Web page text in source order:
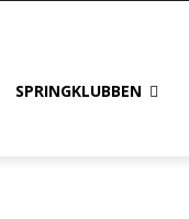
SPRINGKLUBBEN